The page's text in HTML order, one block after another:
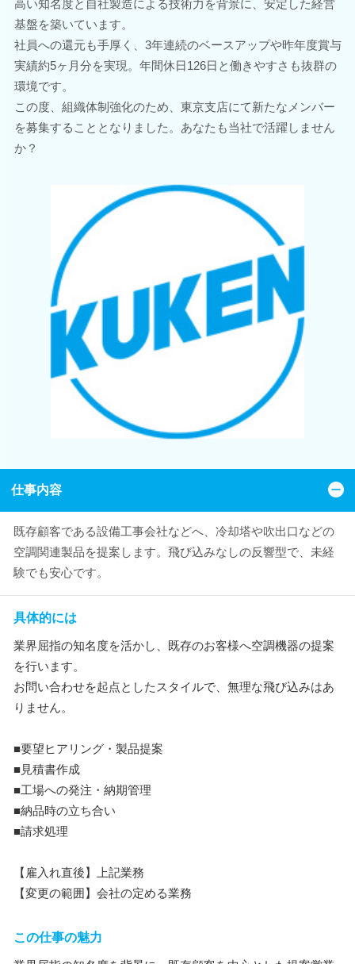
高い知名度と自社製造による技術力を背景に、安定した経営
基盤を築いています。
社員への還元も手厚く、3年連続のベースアップや昨年度賞与
実績約5ヶ月分を実現。年間休日126日と働きやすさも抜群の
環境です。
この度、組織体制強化のため、東京支店にて新たなメンバー
を募集することとなりました。あなたも当社で活躍しません
か？
仕事内容
既存顧客である設備工事会社などへ、冷却塔や吹出口などの
空調関連製品を提案します。飛び込みなしの反響型で、未経
験でも安心です。
具体的には
業界屈指の知名度を活かし、既存のお客様へ空調機器の提案
を行います。
お問い合わせを起点としたスタイルで、無理な飛び込みはあ
りません。
■要望ヒアリング・製品提案
■見積書作成
■工場への発注・納期管理
■納品時の立ち合い
■請求処理
【雇入れ直後】上記業務
【変更の範囲】会社の定める業務
この仕事の魅力